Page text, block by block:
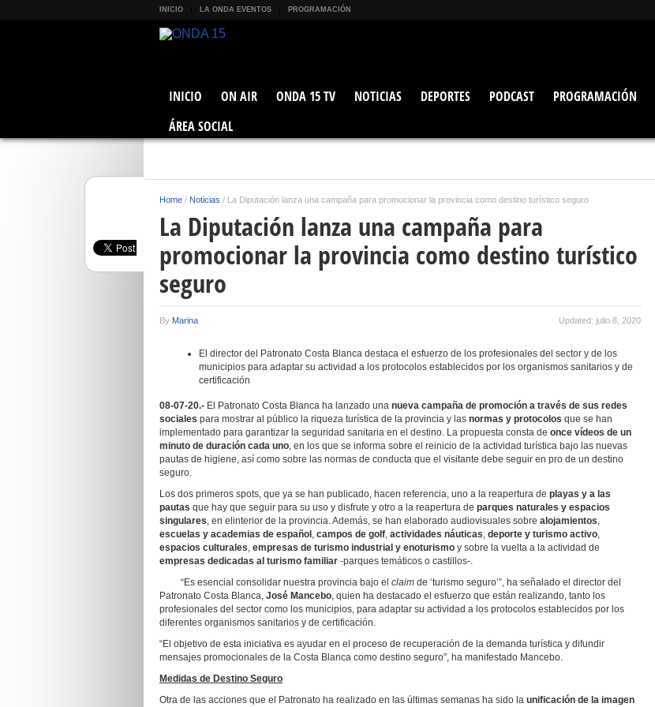
INICIO LA ONDA EVENTOS PROGRAMACIÓN
INICIO ON AIR ONDA 15 TV NOTICIAS DEPORTES PODCAST PROGRAMACIÓN
ÁREA SOCIAL
Home / Noticias / La Diputación lanza una campaña para promocionar la provincia como destino turístico seguro
La Diputación lanza una campaña para
promocionar la provincia como destino turístico
seguro
By Marina Updated: julio 8, 2020
El director del Patronato Costa Blanca destaca el esfuerzo de los profesionales del sector y de los
municipios para adaptar su actividad a los protocolos establecidos por los organismos sanitarios y de
certificación
08-07-20.- El Patronato Costa Blanca ha lanzado una nueva campaña de promoción a través de sus redes
sociales para mostrar al público la riqueza turística de la provincia y las normas y protocolos que se han
implementado para garantizar la seguridad sanitaria en el destino. La propuesta consta de once vídeos de un
minuto de duración cada uno, en los que se informa sobre el reinicio de la actividad turística bajo las nuevas
pautas de higiene, así como sobre las normas de conducta que el visitante debe seguir en pro de un destino
seguro.
Los dos primeros spots, que ya se han publicado, hacen referencia, uno a la reapertura de playas y a las
pautas que hay que seguir para su uso y disfrute y otro a la reapertura de parques naturales y espacios
singulares, en elinterior de la provincia. Además, se han elaborado audiovisuales sobre alojamientos,
escuelas y academias de español , campos de golf, actividades náuticas, deporte y turismo activo,
espacios culturales, empresas de turismo industrial y enoturismo y sobre la vuelta a la actividad de
empresas dedicadas al turismo familiar -parques temáticos o castillos-.
“Es esencial consolidar nuestra provincia bajo el claim de ‘turismo seguro’”, ha señalado el director del
Patronato Costa Blanca, José Mancebo, quien ha destacado el esfuerzo que están realizando, tanto los
profesionales del sector como los municipios, para adaptar su actividad a los protocolos establecidos por los
diferentes organismos sanitarios y de certificación.
“El objetivo de esta iniciativa es ayudar en el proceso de recuperación de la demanda turística y difundir
mensajes promocionales de la Costa Blanca como destino seguro”, ha manifestado Mancebo.
Medidas de Destino Seguro
Otra de las acciones que el Patronato ha realizado en las últimas semanas ha sido la unificación de la imagen